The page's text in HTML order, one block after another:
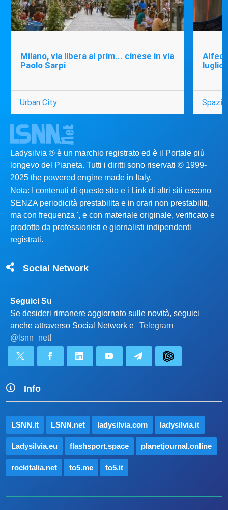
Milano, via libera al prim... cinese in via
Paolo Sarpi
Urban City
luglio
Spazio
Ladysilvia ® è un marchio registrato ed è il Portale più
longevo del Pianeta. Tutti i diritti sono riservati © 1999-
2025 the powered engine made in Italy.
Nota: I contenuti di questo sito e i Link di altri siti escono
SENZA periodicità prestabilita e in orari non prestabiliti,
ma con frequenza ', e con materiale originale, verificato e
prodotto da professionisti e giornalisti indipendenti
registrati.
Social Network
Seguici Su
Se desideri rimanere aggiornato sulle novità, seguici
anche attraverso Social Network e
Telegram
@lsnn_net!
Info
LSNN.it LSNN.net ladysilvia.com ladysilvia.it
Ladysilvia.eu flashsport.space planetjournal.online
rockitalia.net to5.me to5.it